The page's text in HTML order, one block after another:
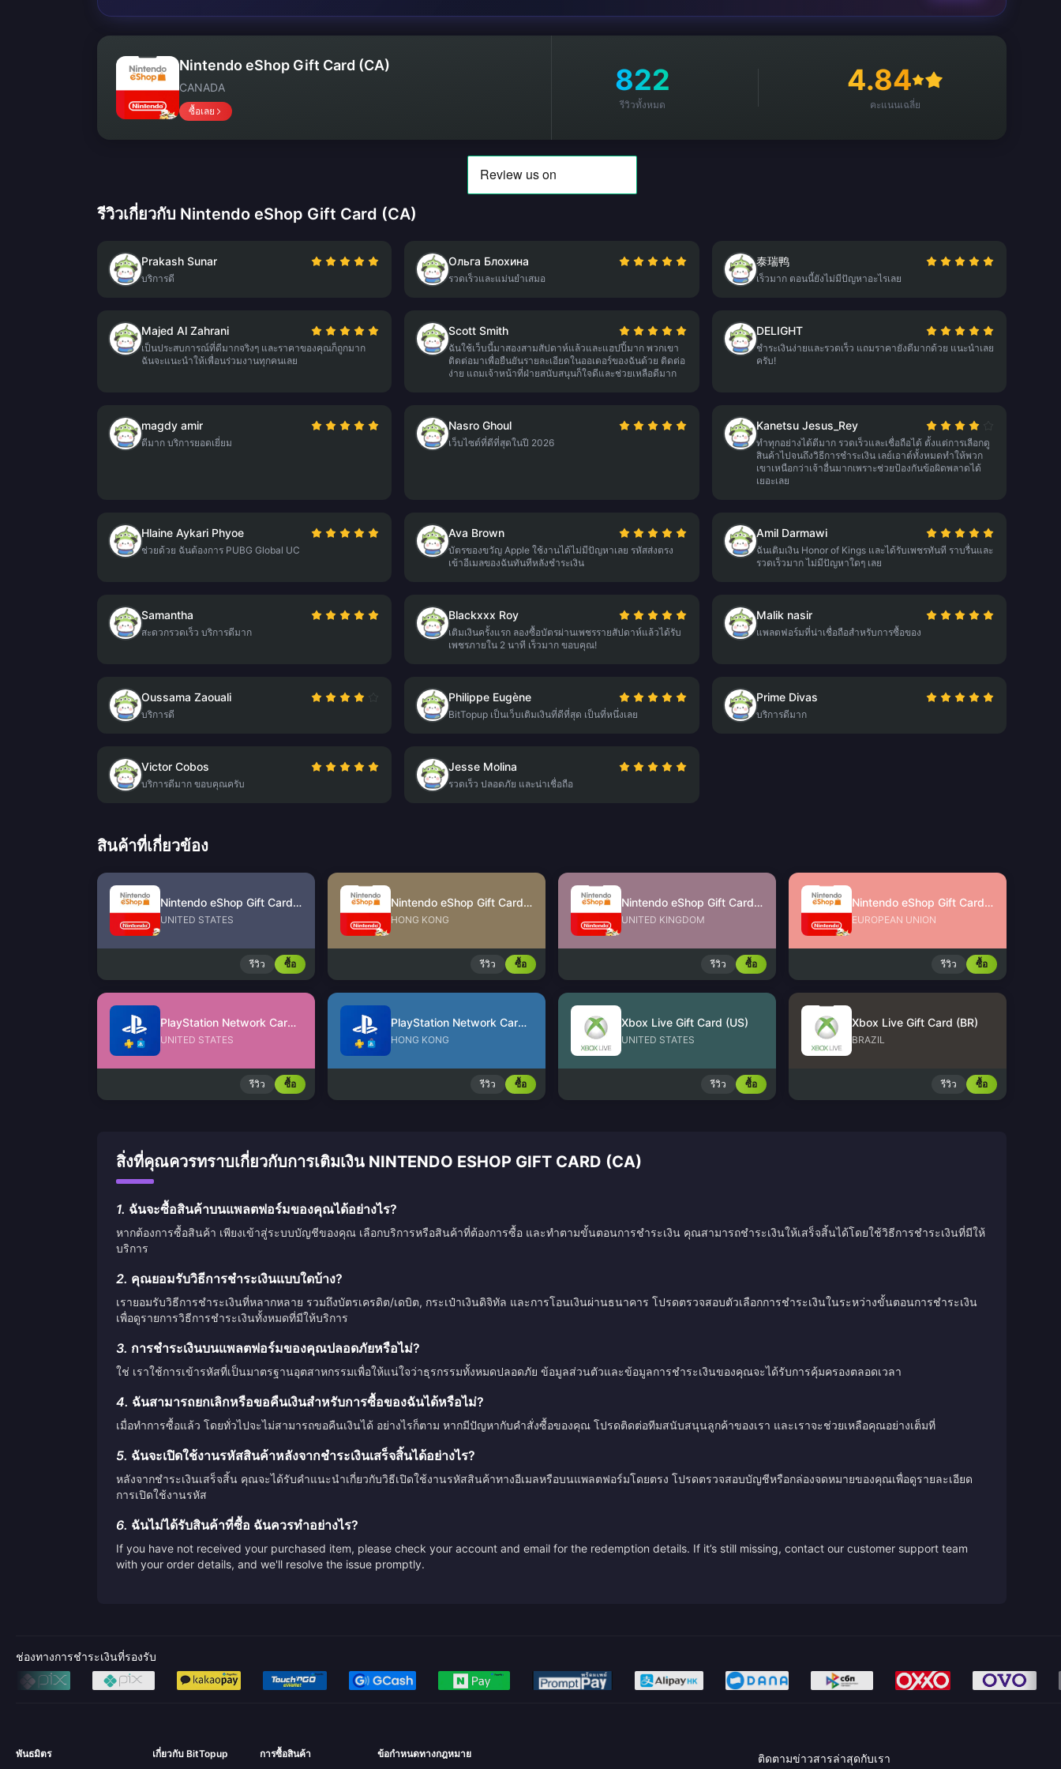
Nintendo eShop Gift Card (CA)
CANADA
ซื้อเลย
822
รีวิวทั้งหมด
4.84
คะแนนเฉลี่ย
รีวิวเกี่ยวกับ Nintendo eShop Gift Card (CA)
Prakash Sunar
บริการดี
Ольга Блохина
รวดเร็วและแม่นยำเสมอ
泰瑞鸭
เร็วมาก ตอนนี้ยังไม่มีปัญหาอะไรเลย
Majed Al Zahrani
เป็นประสบการณ์ที่ดีมากจริงๆ และราคาของคุณก็ถูกมาก
ฉันจะแนะนำให้เพื่อนร่วมงานทุกคนเลย
Scott Smith
ฉันใช้เว็บนี้มาสองสามสัปดาห์แล้วและแฮปปี้มาก พวกเขา
ติดต่อมาเพื่อยืนยันรายละเอียดในออเดอร์ของฉันด้วย ติดต่อ
ง่าย แถมเจ้าหน้าที่ฝ่ายสนับสนุนก็ใจดีและช่วยเหลือดีมาก
DELIGHT
ชำระเงินง่ายและรวดเร็ว แถมราคายังดีมากด้วย แนะนำเลย
ครับ!
magdy amir
ดีมาก บริการยอดเยี่ยม
Nasro Ghoul
เว็บไซต์ที่ดีที่สุดในปี 2026
Kanetsu Jesus_Rey
ทำทุกอย่างได้ดีมาก รวดเร็วและเชื่อถือได้ ตั้งแต่การเลือกดู
สินค้าไปจนถึงวิธีการชำระเงิน เลย์เอาต์ทั้งหมดทำให้พวก
เขาเหนือกว่าเจ้าอื่นมากเพราะช่วยป้องกันข้อผิดพลาดได้
เยอะเลย
Hlaine Aykari Phyoe
ช่วยด้วย ฉันต้องการ PUBG Global UC
Ava Brown
บัตรของขวัญ Apple ใช้งานได้ไม่มีปัญหาเลย รหัสส่งตรง
เข้าอีเมลของฉันทันทีหลังชำระเงิน
Amil Darmawi
ฉันเติมเงิน Honor of Kings และได้รับเพชรทันที ราบรื่นและ
รวดเร็วมาก ไม่มีปัญหาใดๆ เลย
Samantha
สะดวกรวดเร็ว บริการดีมาก
Blackxxx Roy
เติมเงินครั้งแรก ลองซื้อบัตรผ่านเพชรรายสัปดาห์แล้วได้รับ
เพชรภายใน 2 นาที เร็วมาก ขอบคุณ!
Malik nasir
แพลตฟอร์มที่น่าเชื่อถือสำหรับการซื้อของ
Oussama Zaouali
บริการดี
Philippe Eugène
BitTopup เป็นเว็บเติมเงินที่ดีที่สุด เป็นที่หนึ่งเลย
Prime Divas
บริการดีมาก
Victor Cobos
บริการดีมาก ขอบคุณครับ
Jesse Molina
รวดเร็ว ปลอดภัย และน่าเชื่อถือ
สินค้าที่เกี่ยวข้อง
Nintendo eShop Gift Card (US)
UNITED STATES
รีวิว ซื้อ
Nintendo eShop Gift Card (HK)
HONG KONG
รีวิว ซื้อ
Nintendo eShop Gift Card (UK)
UNITED KINGDOM
รีวิว ซื้อ
Nintendo eShop Gift Card (EU)
EUROPEAN UNION
รีวิว ซื้อ
PlayStation Network Card (US)
UNITED STATES
รีวิว ซื้อ
PlayStation Network Card (HK)
HONG KONG
รีวิว ซื้อ
Xbox Live Gift Card (US)
UNITED STATES
รีวิว ซื้อ
Xbox Live Gift Card (BR)
BRAZIL
รีวิว ซื้อ
สิ่งที่คุณควรทราบเกี่ยวกับการเติมเงิน NINTENDO ESHOP GIFT CARD (CA)
1. ฉันจะซื้อสินค้าบนแพลตฟอร์มของคุณได้อย่างไร?
หากต้องการซื้อสินค้า เพียงเข้าสู่ระบบบัญชีของคุณ เลือกบริการหรือสินค้าที่ต้องการซื้อ และทำตามขั้นตอนการชำระเงิน คุณสามารถชำระเงินให้เสร็จสิ้นได้โดยใช้วิธีการชำระเงินที่มีให้
บริการ
2. คุณยอมรับวิธีการชำระเงินแบบใดบ้าง?
เรายอมรับวิธีการชำระเงินที่หลากหลาย รวมถึงบัตรเครดิต/เดบิต, กระเป๋าเงินดิจิทัล และการโอนเงินผ่านธนาคาร โปรดตรวจสอบตัวเลือกการชำระเงินในระหว่างขั้นตอนการชำระเงิน
เพื่อดูรายการวิธีการชำระเงินทั้งหมดที่มีให้บริการ
3. การชำระเงินบนแพลตฟอร์มของคุณปลอดภัยหรือไม่?
ใช่ เราใช้การเข้ารหัสที่เป็นมาตรฐานอุตสาหกรรมเพื่อให้แน่ใจว่าธุรกรรมทั้งหมดปลอดภัย ข้อมูลส่วนตัวและข้อมูลการชำระเงินของคุณจะได้รับการคุ้มครองตลอดเวลา
4. ฉันสามารถยกเลิกหรือขอคืนเงินสำหรับการซื้อของฉันได้หรือไม่?
เมื่อทำการซื้อแล้ว โดยทั่วไปจะไม่สามารถขอคืนเงินได้ อย่างไรก็ตาม หากมีปัญหากับคำสั่งซื้อของคุณ โปรดติดต่อทีมสนับสนุนลูกค้าของเรา และเราจะช่วยเหลือคุณอย่างเต็มที่
5. ฉันจะเปิดใช้งานรหัสสินค้าหลังจากชำระเงินเสร็จสิ้นได้อย่างไร?
หลังจากชำระเงินเสร็จสิ้น คุณจะได้รับคำแนะนำเกี่ยวกับวิธีเปิดใช้งานรหัสสินค้าทางอีเมลหรือบนแพลตฟอร์มโดยตรง โปรดตรวจสอบบัญชีหรือกล่องจดหมายของคุณเพื่อดูรายละเอียด
การเปิดใช้งานรหัส
6. ฉันไม่ได้รับสินค้าที่ซื้อ ฉันควรทำอย่างไร?
If you have not received your purchased item, please check your account and email for the redemption details. If it’s still missing, contact our customer support team
with your order details, and we'll resolve the issue promptly.
ช่องทางการชำระเงินที่รองรับ
พันธมิตร เกี่ยวกับ BitTopup การซื้อสินค้า ข้อกำหนดทางกฎหมาย ติดตามข่าวสารล่าสุดกับเรา